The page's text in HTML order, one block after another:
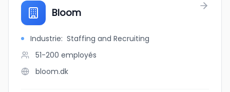
Bloom
Industrie: Staffing and Recruiting
51-200 employés
bloom.dk